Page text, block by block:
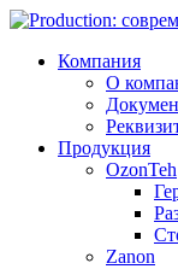
Компания
О
Продукция
OzonTeh
Zanon